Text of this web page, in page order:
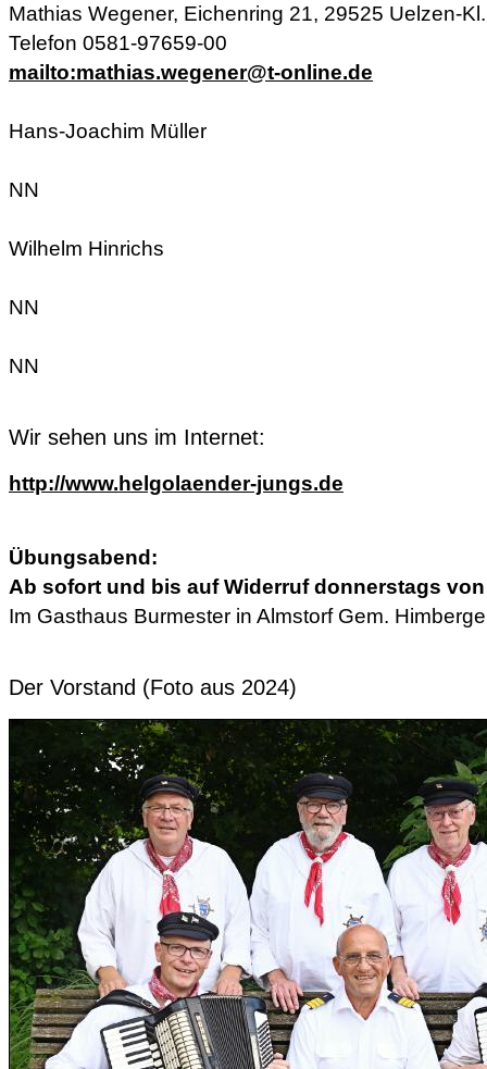
Mathias Wegener, Eichenring 21, 29525 Uelzen-
Telefon 0581-97659-00
mailto:mathias.wegener@t-online.de
Hans-Joachim Müller
NN
Wilhelm Hinrichs
NN
NN
Wir sehen uns im Internet:
http://www.helgolaender-jungs.de
Übungsabend:
Ab sofort und bis auf Widerruf donnerstags
Im Gasthaus Burmester in Almstorf Gem.
Der Vorstand (Foto aus 2024)